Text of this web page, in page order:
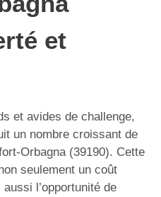
et
et avides de challenge,
un nombre croissant de
Orbagna (39190). Cette
seulement un coût
l’opportunité de